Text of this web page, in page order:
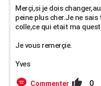
Merçi,si je dois
peine plus cher.Je ne
colle,ce qui etait ma
Je vous remerçie.
Yves
Commenter 0